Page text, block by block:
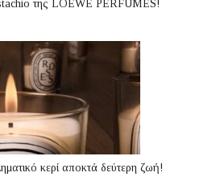
της LOEWE PERFUMES!
κερί αποκτά δεύτερη ζωή!